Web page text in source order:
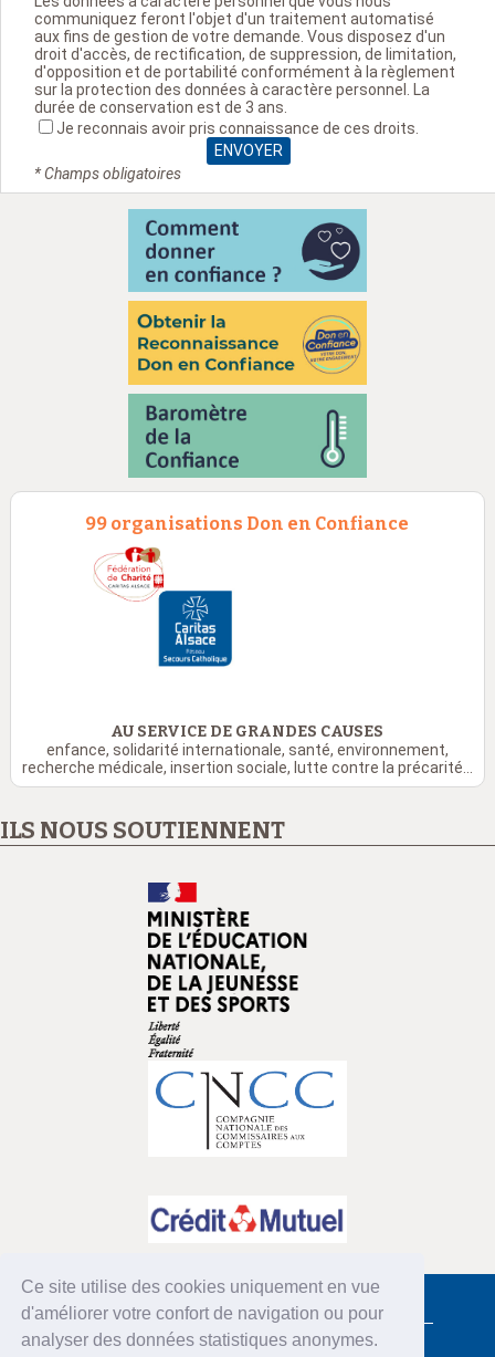
Ce site utilise des cookies uniquement en vue
d'améliorer votre confort de navigation ou pour
analyser des données statistiques anonymes.
communiquez feront l'objet d'un traitement automatisé
aux fins de gestion de votre demande. Vous disposez d'un
droit d'accès, de rectification, de suppression, de limitation,
d'opposition et de portabilité conformément à la règlement
sur la protection des données à caractère personnel. La
durée de conservation est de 3 ans.
Je reconnais avoir pris connaissance de ces droits.
* Champs obligatoires
99 organisations Don en Confiance
AU SERVICE DE GRANDES CAUSES
enfance, solidarité internationale, santé, environnement,
recherche médicale, insertion sociale, lutte contre la précarité...
ILS NOUS SOUTIENNENT
COORDONNÉES
Comité de la Charte du Don en confiance